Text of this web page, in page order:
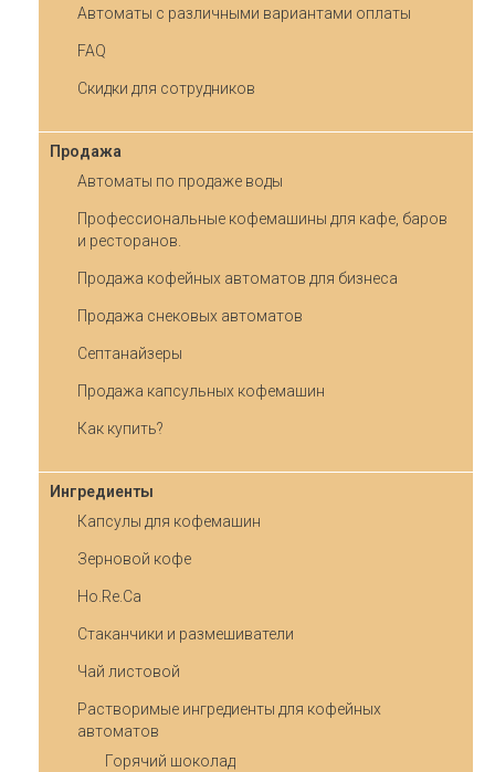
Автоматы с различными вариантами оплаты
FAQ
Скидки для сотрудников
Продажа
Автоматы по продаже воды
Профессиональные кофемашины для кафе, баров
и ресторанов.
Продажа кофейных автоматов для бизнеса
Продажа снековых автоматов
Септанайзеры
Продажа капсульных кофемашин
Как купить?
Ингредиенты
Капсулы для кофемашин
Зерновой кофе
Ho.Re.Ca
Стаканчики и размешиватели
Чай листовой
Растворимые ингредиенты для кофейных
автоматов
Горячий шоколад